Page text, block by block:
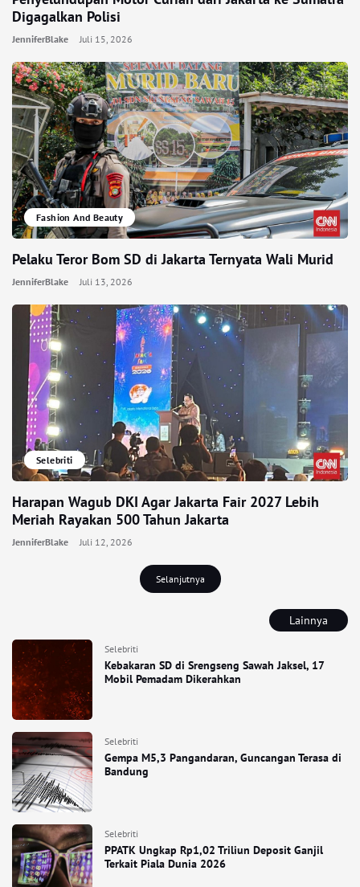
Lainnya
Selebriti
Kebakaran SD di Srengseng Sawah Jaksel, 17
Mobil Pemadam Dikerahkan
Selebriti
Gempa M5,3 Pangandaran, Guncangan Terasa di
Bandung
Selebriti
PPATK Ungkap Rp1,02 Triliun Deposit Ganjil
Terkait Piala Dunia 2026
Digagalkan Polisi
JenniferBlake Juli 15, 2026
Fashion And Beauty
Pelaku Teror Bom SD di Jakarta Ternyata Wali Murid
JenniferBlake Juli 13, 2026
Selebriti
Harapan Wagub DKI Agar Jakarta Fair 2027 Lebih
Meriah Rayakan 500 Tahun Jakarta
JenniferBlake Juli 12, 2026
Selanjutnya